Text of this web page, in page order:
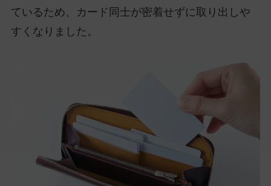
ているため、カード同士が密着せずに取り出しや
すくなりました。